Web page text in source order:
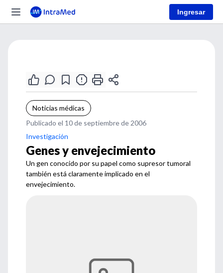
Ingresar
Noticias médicas
Publicado el 10 de septiembre de 2006
Investigación
Genes y envejecimiento
Un gen conocido por su papel como supresor tumoral
también está claramente implicado en el
envejecimiento.